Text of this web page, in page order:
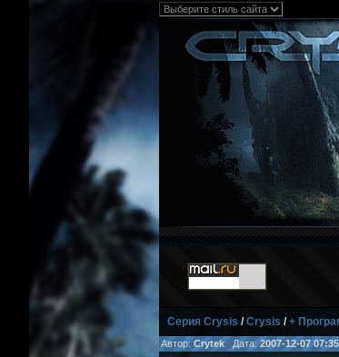
Серия Crysis /Crysis /+
Автор: CrytekДата:2007-12-07 07:35